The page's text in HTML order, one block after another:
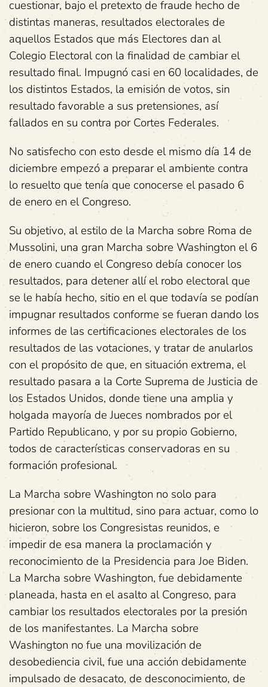
cuestionar, bajo el pretexto de fraude hecho de
distintas maneras, resultados electorales de
aquellos Estados que más Electores dan al
Colegio Electoral con la finalidad de cambiar el
resultado final. Impugnó casi en 60 localidades, de
los distintos Estados, la emisión de votos, sin
resultado favorable a sus pretensiones, así
fallados en su contra por Cortes Federales.
No satisfecho con esto desde el mismo día 14 de
diciembre empezó a preparar el ambiente contra
lo resuelto que tenía que conocerse el pasado 6
de enero en el Congreso.
Su objetivo, al estilo de la Marcha sobre Roma de
Mussolini, una gran Marcha sobre Washington el 6
de enero cuando el Congreso debía conocer los
resultados, para detener allí el robo electoral que
se le había hecho, sitio en el que todavía se podían
impugnar resultados conforme se fueran dando los
informes de las certificaciones electorales de los
resultados de las votaciones, y tratar de anularlos
con el propósito de que, en situación extrema, el
resultado pasara a la Corte Suprema de Justicia de
los Estados Unidos, donde tiene una amplia y
holgada mayoría de Jueces nombrados por el
Partido Republicano, y por su propio Gobierno,
todos de características conservadoras en su
formación profesional.
La Marcha sobre Washington no solo para
presionar con la multitud, sino para actuar, como lo
hicieron, sobre los Congresistas reunidos, e
impedir de esa manera la proclamación y
reconocimiento de la Presidencia para Joe Biden.
La Marcha sobre Washington, fue debidamente
planeada, hasta en el asalto al Congreso, para
cambiar los resultados electorales por la presión
de los manifestantes. La Marcha sobre
Washington no fue una movilización de
desobediencia civil, fue una acción debidamente
impulsado de desacato, de desconocimiento, de